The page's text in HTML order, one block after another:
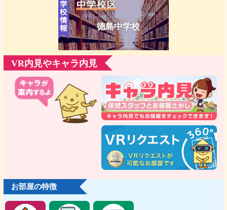
徳島中学校
VR内見やキャラ内見
お部屋の特徴